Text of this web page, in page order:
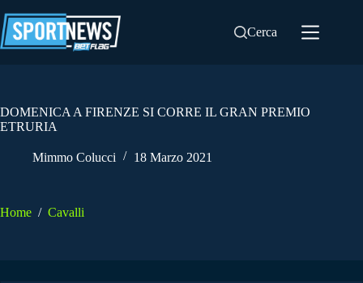
al
contenuto
Cerca
DOMENICA A FIRENZE SI CORRE IL GRAN PREMIO
ETRURIA
Mimmo Colucci 18 Marzo 2021
Home / Cavalli